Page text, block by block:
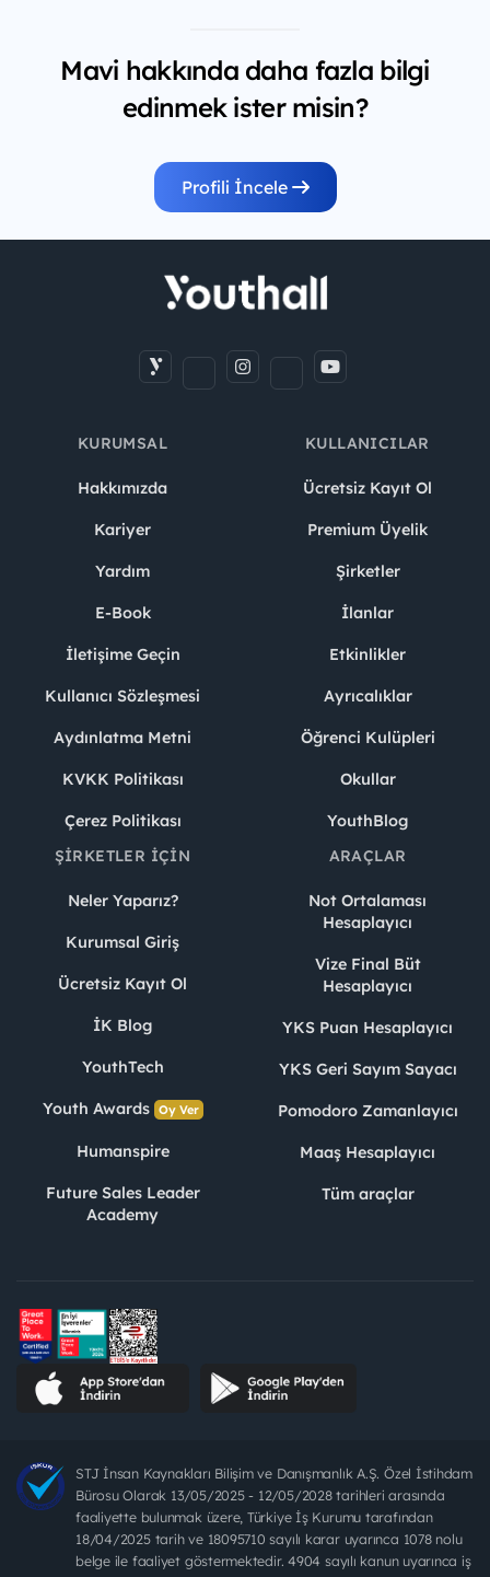
Mavi hakkında daha fazla bilgi
edinmek ister misin?
Profili İncele
KURUMSAL
Hakkımızda
Kariyer
Yardım
E-Book
İletişime Geçin
Kullanıcı Sözleşmesi
Aydınlatma Metni
KVKK Politikası
Çerez Politikası
KULLANICILAR
Ücretsiz Kayıt Ol
Premium Üyelik
Şirketler
İlanlar
Etkinlikler
Ayrıcalıklar
Öğrenci Kulüpleri
Okullar
YouthBlog
ŞIRKETLER İÇIN
Neler Yaparız?
Kurumsal Giriş
Ücretsiz Kayıt Ol
İK Blog
YouthTech
Youth Awards Oy Ver
Humanspire
Future Sales Leader
Academy
ARAÇLAR
Not Ortalaması
Hesaplayıcı
Vize Final Büt
Hesaplayıcı
YKS Puan Hesaplayıcı
YKS Geri Sayım Sayacı
Pomodoro Zamanlayıcı
Maaş Hesaplayıcı
Tüm araçlar
STJ İnsan Kaynakları Bilişim ve Danışmanlık A.Ş. Özel İstihdam
Bürosu Olarak 13/05/2025 - 12/05/2028 tarihleri arasında
faaliyette bulunmak üzere, Türkiye İş Kurumu tarafından
18/04/2025 tarih ve 18095710 sayılı karar uyarınca 1078 nolu
belge ile faaliyet göstermektedir. 4904 sayılı kanun uyarınca iş